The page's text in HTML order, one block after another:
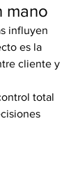
mano
influyen
es la
cliente y
total